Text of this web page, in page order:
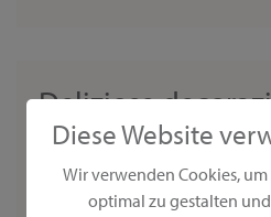
Diese Website
Wir verwenden Cookies,
optimal zu gestalten
Deliziose
insegne
Insegne estive per le